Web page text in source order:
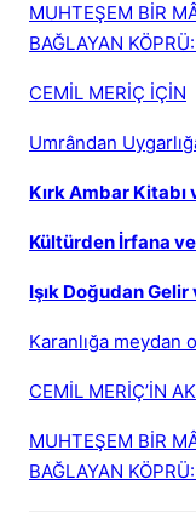
MUHTEŞEM BİR
BAĞLAYAN
CEMİL MERİÇ İÇİN
Umrândan
Kırk Ambar Kitabı
Kültürden İrfana
Işık Doğudan
Karanlığa meydan
CEMİL MERİÇ’İN
MUHTEŞEM BİR
BAĞLAYAN